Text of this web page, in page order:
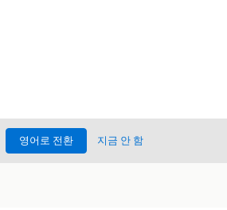
영어로 전환 지금 안 함